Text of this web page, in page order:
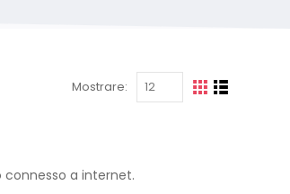
Mostrare:
a internet.